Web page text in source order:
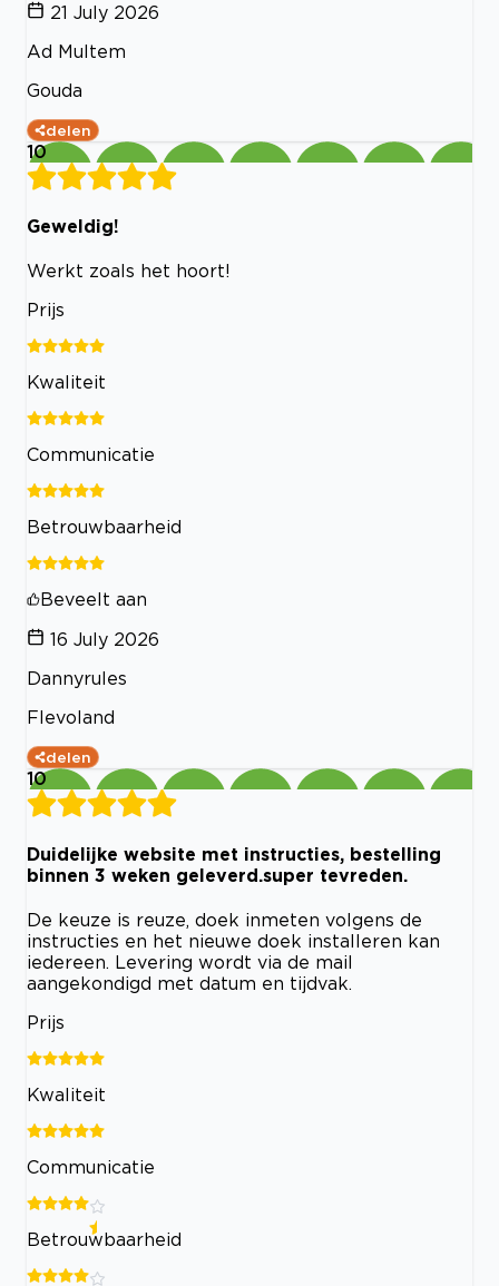
21 July 2026
Ad Multem
Gouda
delen
10
Geweldig!
Werkt zoals het hoort!
Prijs
Kwaliteit
Communicatie
Betrouwbaarheid
Beveelt aan
16 July 2026
Dannyrules
Flevoland
delen
10
Duidelijke website met instructies, bestelling
binnen 3 weken geleverd.super tevreden.
De keuze is reuze, doek inmeten volgens de
instructies en het nieuwe doek installeren kan
iedereen. Levering wordt via de mail
aangekondigd met datum en tijdvak.
Prijs
Kwaliteit
Communicatie
Betrouwbaarheid